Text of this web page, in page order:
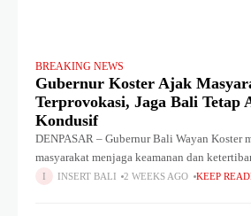
BREAKING NEWS
Gubernur Koster Ajak
Terprovokasi, Jaga Bali Tetap
Kondusif
DENPASAR – Gubernur Bali Wayan Koster
masyarakat menjaga keamanan dan
mempertahankan Bali sebagai destinasi
INSERT BALI 2 WEEKS AGO KEEP